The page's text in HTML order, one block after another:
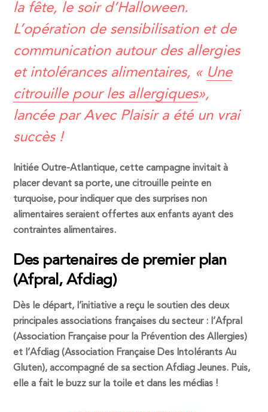
la fête, le soir d’Halloween.
L’opération de sensibilisation et de
communication autour des allergies
et intolérances alimentaires, « Une
citrouille pour les allergiques»,
lancée par Avec Plaisir a été un vrai
succès !
Initiée Outre-Atlantique, cette campagne invitait à
placer devant sa porte, une citrouille peinte en
turquoise, pour indiquer que des surprises non
alimentaires seraient offertes aux enfants ayant des
contraintes alimentaires.
Des partenaires de premier plan
(Afpral, Afdiag)
Dès le départ, l’initiative a reçu le soutien des deux
principales associations françaises du secteur : l’Afpral
(Association Française pour la Prévention des Allergies)
et l’Afdiag (Association Française Des Intolérants Au
Gluten), accompagné de sa section Afdiag Jeunes. Puis,
elle a fait le buzz sur la toile et dans les médias !